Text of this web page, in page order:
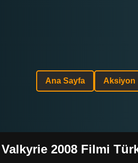
Ana Sayfa Aksiyon
2008 Filmi